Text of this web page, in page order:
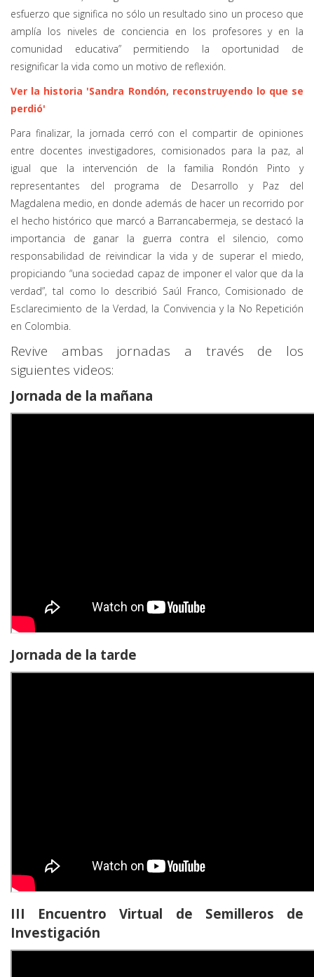
esfuerzo que significa no sólo un resultado sino un proceso que
amplía los niveles de conciencia en los profesores y en la
comunidad educativa” permitiendo la oportunidad de
resignificar la vida como un motivo de reflexión.
Ver la historia 'Sandra Rondón, reconstruyendo lo que se
perdió'
Para finalizar, la jornada cerró con el compartir de opiniones
entre docentes investigadores, comisionados para la paz, al
igual que la intervención de la familia Rondón Pinto y
representantes del programa de Desarrollo y Paz del
Magdalena medio, en donde además de hacer un recorrido por
el hecho histórico que marcó a Barrancabermeja, se destacó la
importancia de ganar la guerra contra el silencio, como
responsabilidad de reivindicar la vida y de superar el miedo,
propiciando “una sociedad capaz de imponer el valor que da la
verdad”, tal como lo describió Saúl Franco, Comisionado de
Esclarecimiento de la Verdad, la Convivencia y la No Repetición
en Colombia.
Revive ambas jornadas a través de los
siguientes videos:
Jornada de la mañana
Jornada de la tarde
III Encuentro Virtual de Semilleros de
Investigación